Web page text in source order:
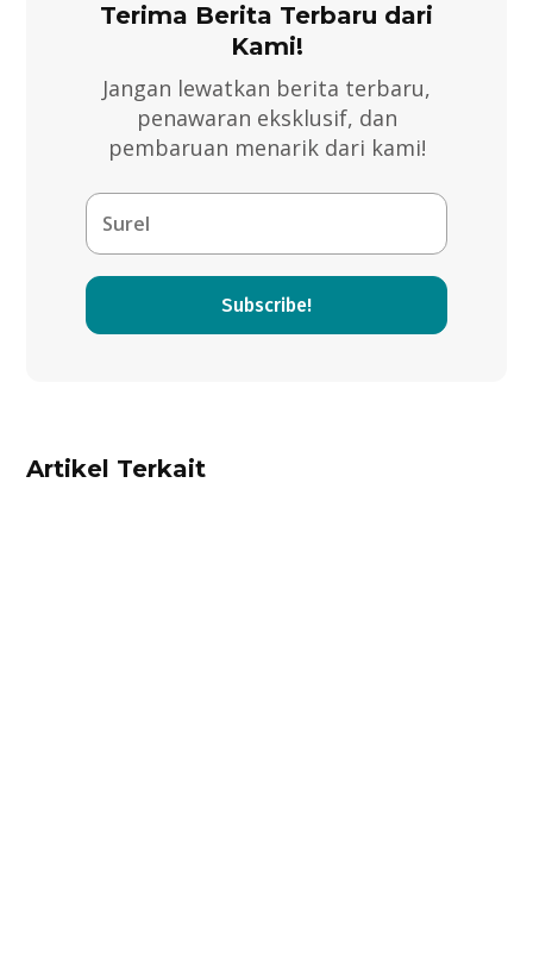
Terima Berita Terbaru dari
Kami!
Jangan lewatkan berita terbaru,
penawaran eksklusif, dan
pembaruan menarik dari kami!
Subscribe!
Artikel Terkait